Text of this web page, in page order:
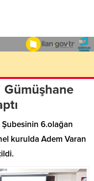
6.olağan
kurulda Adem Varan